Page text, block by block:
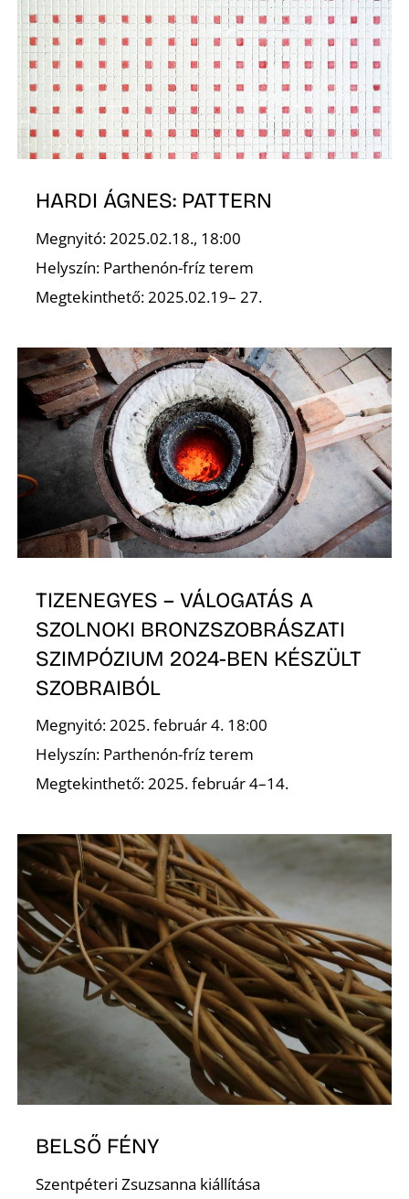
HARDI ÁGNES: PATTERN
Megnyitó: 2025.02.18., 18:00
Helyszín: Parthenón-fríz terem
Megtekinthető: 2025.02.19– 27.
TIZENEGYES – VÁLOGATÁS A
SZOLNOKI BRONZSZOBRÁSZATI
SZIMPÓZIUM 2024-BEN KÉSZÜLT
SZOBRAIBÓL
Megnyitó: 2025. február 4. 18:00
Helyszín: Parthenón-fríz terem
Megtekinthető: 2025. február 4–14.
BELSŐ FÉNY
Szentpéteri Zsuzsanna kiállítása